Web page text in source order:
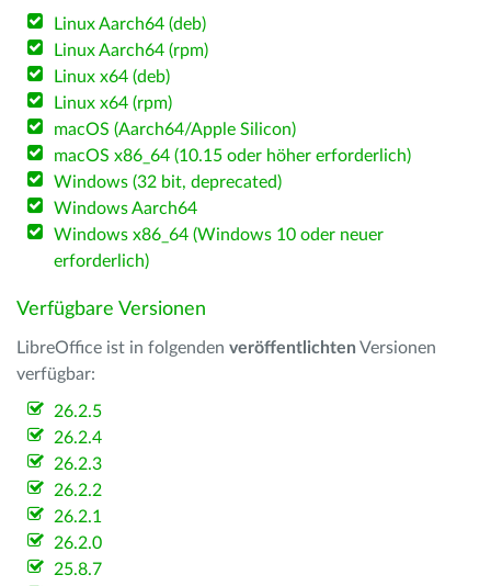
Linux Aarch64 (deb)
Linux Aarch64 (rpm)
Linux x64 (deb)
Linux x64 (rpm)
macOS (Aarch64/Apple Silicon)
macOS x86_64 (10.15 oder höher erforderlich)
Windows (32 bit, deprecated)
Windows Aarch64
Windows x86_64 (Windows 10 oder neuer
erforderlich)
Verfügbare Versionen
LibreOffice ist in folgenden veröffentlichten Versionen
verfügbar:
26.2.5
26.2.4
26.2.3
26.2.2
26.2.1
26.2.0
25.8.7